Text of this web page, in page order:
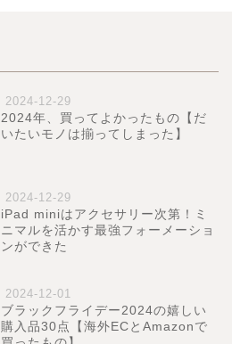
2024-12-29
2024年、買ってよかったもの【だ
いたいモノは揃ってしまった】
2024-12-29
iPad miniはアクセサリー次第！ミ
ニマルを活かす最強フォーメーショ
ンができた
2024-12-01
ブラックフライデー2024の嬉しい
購入品30点【海外ECとAmazonで